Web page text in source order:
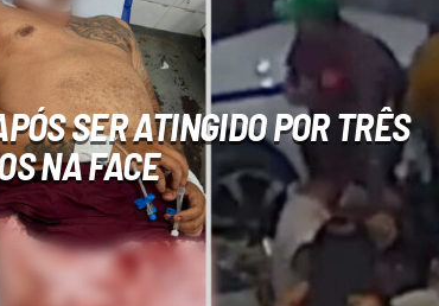
SER ATINGIDO POR TRÊS
NA FACE